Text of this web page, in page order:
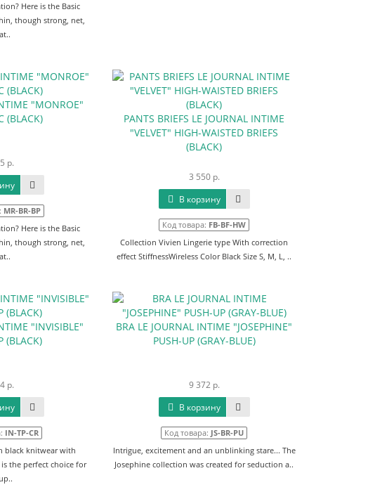
Here is the Basic
though strong, net,
"MONROE"
(BLACK)
р.
MR-BR-BP
Here is the Basic
though strong, net,
PANTS BRIEFS LE JOURNAL INTIME
"VELVET" HIGH-WAISTED BRIEFS
(BLACK)
3 550 р.
В корзину
Код товара: FB-BF-HW
Collection Vivien Lingerie type With correction
effect StiffnessWireless Color Black Size S, M, L, ..
"INVISIBLE"
(BLACK)
р.
IN-TP-CR
black knitwear with
the perfect choice for
BRA LE JOURNAL INTIME "JOSEPHINE"
PUSH-UP (GRAY-BLUE)
9 372 р.
В корзину
Код товара: JS-BR-PU
Intrigue, excitement and an unblinking stare... The
Josephine collection was created for seduction a..